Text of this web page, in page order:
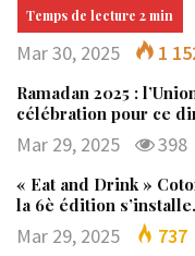
Mar 30, 2025 1
Ramadan 2025 :
célébration pour ce
Mar 29, 2025 398
« Eat and Drink »
la 6è édition
Mar 29, 2025 737